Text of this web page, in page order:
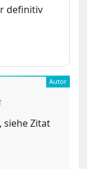
definitiv
siehe Zitat